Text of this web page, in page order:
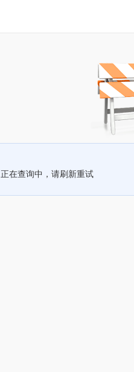
正在查询中，请刷新重试